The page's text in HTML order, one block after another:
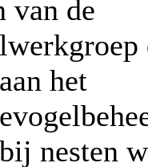
van de
het
nesten